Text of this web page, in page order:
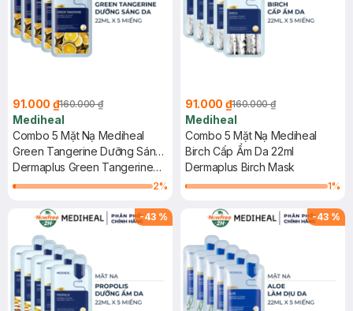
91.000 ₫160.000 ₫
Mediheal
Combo 5 Mặt Nạ Mediheal
Green Tangerine Dưỡng Sáng
Da 22ml
Dermaplus Green Tangerine
Mask
2%
91.000 ₫160.000 ₫
Mediheal
Combo 5 Mặt Nạ Mediheal
Birch Cấp Ẩm Da 22ml
Dermaplus Birch Mask
1%
-43 % -43 %